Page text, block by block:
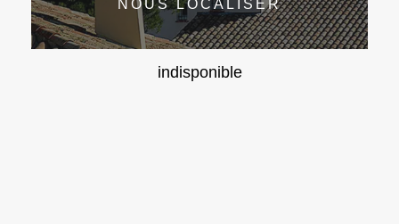
NOUS LOCALISER
indisponible